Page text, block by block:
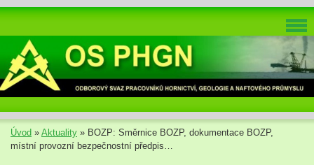
Úvod » Aktuality » BOZP: Směrnice BOZP, dokumentace BOZP,
místní provozní bezpečnostní předpis…